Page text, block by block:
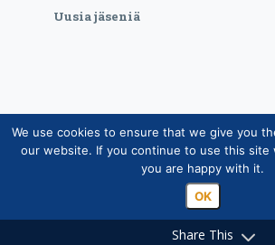
Uusia jäseniä
Copyright © Suomen Rotarypalvelu
Jäsentietojärjestelmän tietosuojaseloste|
käsittely Rotarytoiminnassa
Share This
We use cookies to ensure that we give you
our website. If you continue to use this site
you are happy with it.
OK